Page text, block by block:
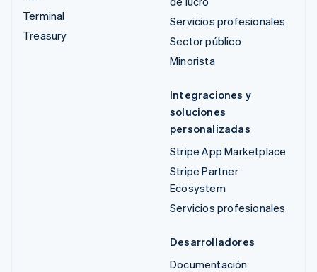
Terminal
Treasury
Servicios profesionales
Sector público
Minorista
Integraciones y
soluciones
personalizadas
Stripe App Marketplace
Stripe Partner
Ecosystem
Servicios profesionales
Desarrolladores
Documentación